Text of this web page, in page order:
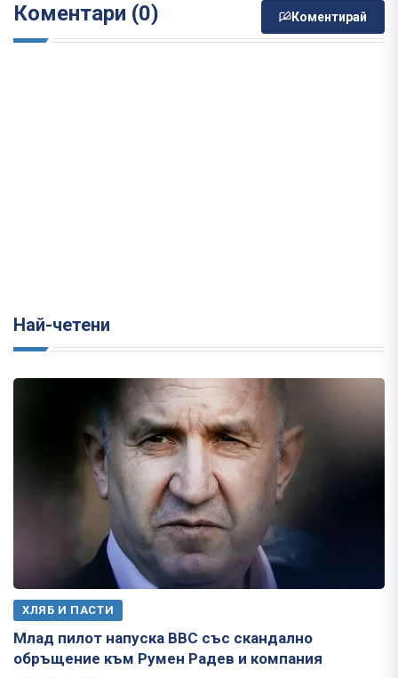
Коментари (0) Коментирай
Най-четени
ХЛЯБ И ПАСТИ
Млад пилот напуска ВВС със скандално
обръщение към Румен Радев и компания